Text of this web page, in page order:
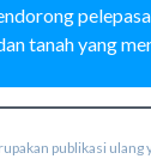
tanah yang
publikasi ulang